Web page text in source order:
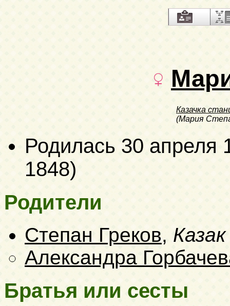
Казачка
(Мария
Родилась 30 апреля
1848)
Родители
Степан Греков,
Александра
Братья или сесты